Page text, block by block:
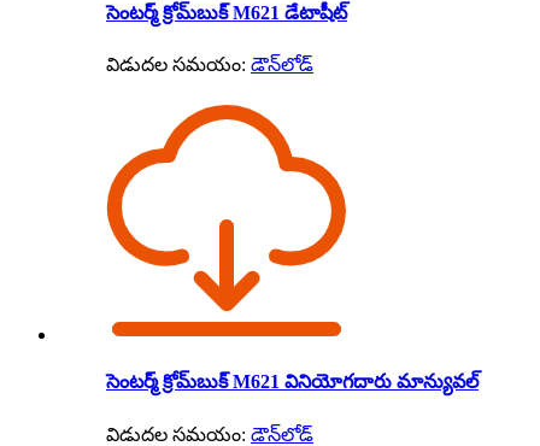
సెంటర్మ్ క్రోమ్‌బుక్ M621 డేటాషీట్
విడుదల సమయం: డౌన్‌లోడ్
సెంటర్మ్ క్రోమ్‌బుక్ M621 వినియోగదారు మాన్యువల్
విడుదల సమయం: డౌన్‌లోడ్